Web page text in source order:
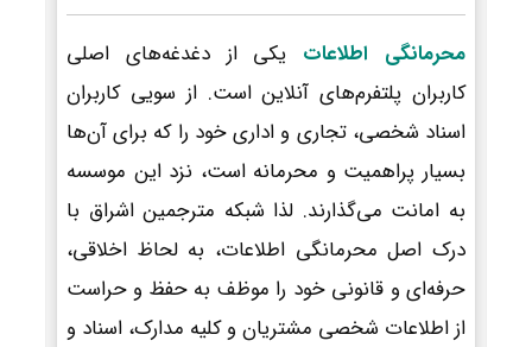
محرمانگی اطلاعات یکی از دغدغه‌های اصلی
کاربران پلتفرم‌های آنلاین است. از سویی کاربران
اسناد شخصی، تجاری و اداری خود را که برای آن‌ها
بسیار پراهمیت و محرمانه است، نزد این موسسه
به امانت می‌گذارند. لذا شبکه مترجمین اشراق با
درک اصل محرمانگی اطلاعات، به لحاظ اخلاقی،
حرفه‌ای و قانونی خود را موظف به حفظ و حراست
از اطلاعات شخصی مشتریان و کلیه مدارک، اسناد و